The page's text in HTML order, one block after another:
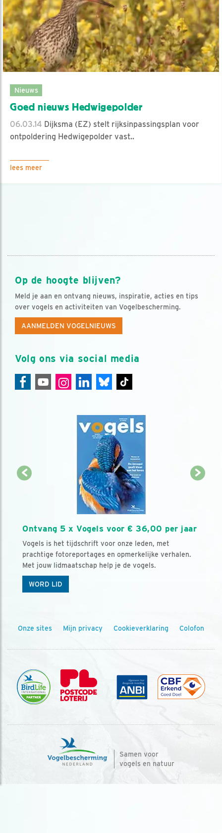
Nieuws
Goed nieuws Hedwigepolder
06.03.14 Dijksma (EZ) stelt rijksinpassingsplan voor
ontpoldering Hedwigepolder vast..
lees meer
Op de hoogte blijven?
Meld je aan en ontvang nieuws, inspiratie, acties en tips
over vogels en activiteiten van Vogelbescherming.
AANMELDEN VOGELNIEUWS
Volg ons via social media
Ontvang 5 x Vogels voor € 36,00 per jaar
Vogels is het tijdschrift voor onze leden, met
prachtige fotoreportages en opmerkelijke verhalen.
Met jouw lidmaatschap help je de vogels.
WORD LID
Onze sites Mijn privacy Cookieverklaring Colofon
Samen voor
vogels en natuur